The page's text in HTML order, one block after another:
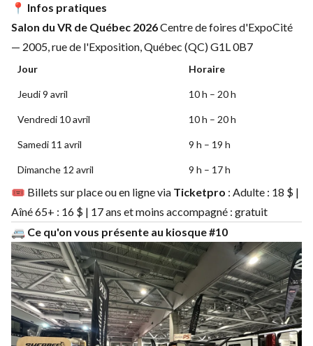
📍 Infos pratiques
Salon du VR de Québec 2026Centre de foires d'ExpoCité
— 2005, rue de l'Exposition, Québec (QC) G1L 0B7
Jour Horaire
Jeudi 9 avril 10 h – 20 h
Vendredi 10 avril 10 h – 20 h
Samedi 11 avril 9 h – 19 h
Dimanche 12 avril 9 h – 17 h
🎟️ Billets sur place ou en ligne via Ticketpro : Adulte : 18 $ |
Aîné 65+ : 16 $ | 17 ans et moins accompagné : gratuit
🚐 Ce qu'on vous présente au kiosque #10